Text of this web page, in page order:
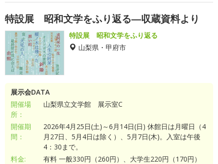
特設展 昭和文学をふり返る―収蔵資料より
特設展 昭和文学をふり返る
山梨県・甲府市
展示会DATA
開催場
所：
山梨県立文学館 展示室C
開催期
間：
2026年4月25日(土)～6月14日(日) 休館日は月曜日（4
月27日、5月4日は除く）、5月7日(木)。入室は午後
4：30まで。
料金:
有料 一般330円（260円）、大学生220円（170円）